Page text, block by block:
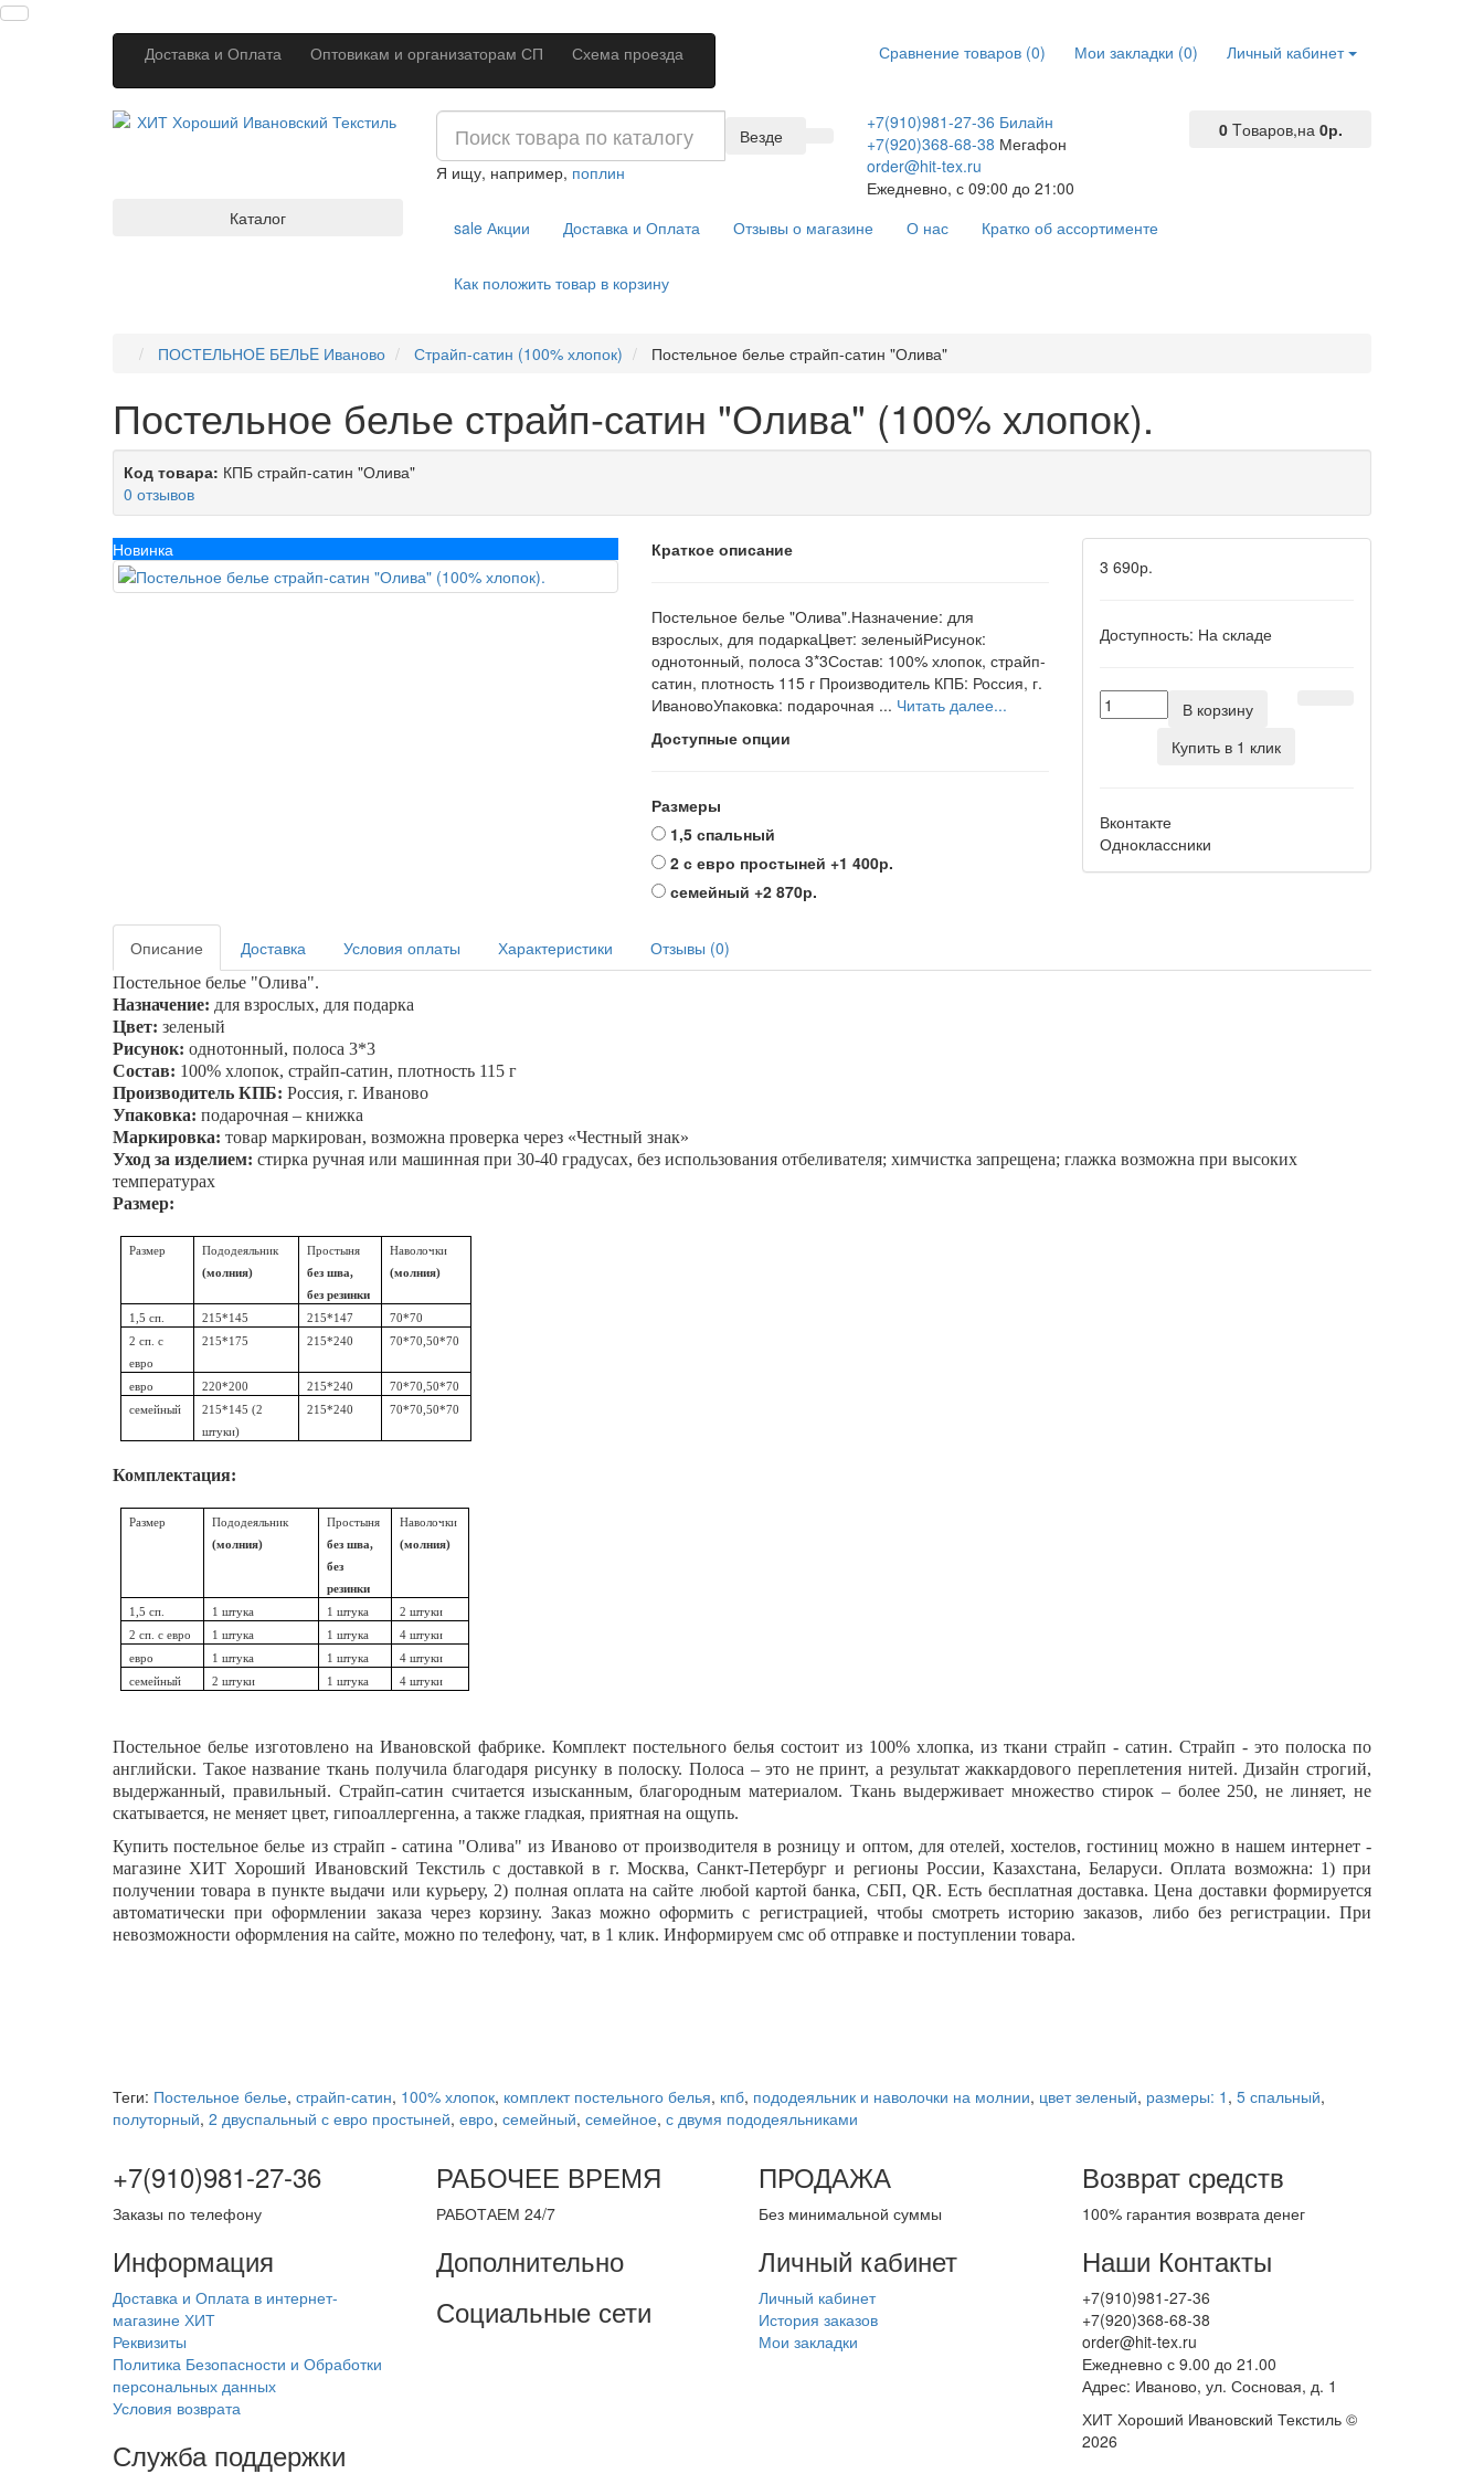
Доставка и Оплата Оптовикам и организаторам СП Схема проезда Личный кабинет
Мои закладки (0)
Сравнение товаров (0)
+7(910)981-27-36 Билайн
+7(920)368-68-38 Мегафон
order@hit-tex.ru
Ежедневно, с 09:00 до 21:00
0 Tоваров,на 0р.
Везде
Я ищу, например, поплин
saleАкции Доставка и Оплата Отзывы о магазине О нас Кратко об ассортименте
Как положить товар в корзину
Каталог
ПОСТЕЛЬНОE БЕЛЬE Иваново Страйп-сатин (100% хлопок) Постельное белье страйп-сатин "Олива"
Постельное белье страйп-сатин "Олива" (100% хлопок).
Код товара: КПБ страйп-сатин "Олива"
0 отзывов
Новинка Краткое описание
Постельное белье "Олива".Назначение: для
взрослых, для подаркаЦвет: зеленыйРисунок:
однотонный, полоса 3*3Состав: 100% хлопок, страйп-
сатин, плотность 115 г Производитель КПБ: Россия, г.
ИвановоУпаковка: подарочная ... Читать далее...
Доступные опции
Размеры
1,5 спальный
2 с евро простыней +1 400р.
семейный +2 870р.
3 690р.
Доступность: На складе
В корзину
Купить в 1 клик
Вконтакте
Одноклассники
Описание Доставка Условия оплаты Характеристики Отзывы (0)
Постельное белье "Олива".
Назначение: для взрослых, для подарка
Цвет: зеленый
Рисунок: однотонный, полоса 3*3
Состав: 100% хлопок, страйп-сатин, плотность 115 г
Производитель КПБ: Россия, г. Иваново
Упаковка: подарочная – книжка
Маркировка: товар маркирован, возможна проверка через «Честный знак»
Уход за изделием: стирка ручная или машинная при 30-40 градусах, без использования отбеливателя; химчистка запрещена; глажка возможна при высоких
температурах
Размер:
Размер
Пододеяльник
(молния)
Простыня
без шва,
без резинки
Наволочки
(молния)
1,5 сп. 215*145 215*147
70*70
2 сп. с
евро
215*175 215*240 70*70,50*70
евро 220*200 215*240
70*70,50*70
семейный
215*145 (2
штуки)
215*240 70*70,50*70
Комплектация:
Размер
Пододеяльник
(молния)
Простыня
без шва,
без
резинки
Наволочки
(молния)
1,5 сп. 1 штука 1 штука
2 штуки
2 сп. с евро
1 штука 1 штука
4 штуки
евро
1 штука 1 штука
4 штуки
семейный
2 штуки 1 штука 4 штуки
Постельное белье изготовлено на Ивановской фабрике. Комплект постельного белья состоит из 100% хлопка, из ткани страйп - сатин. Страйп - это полоска по
английски. Такое название ткань получила благодаря рисунку в полоску. Полоса – это не принт, а результат жаккардового переплетения нитей. Дизайн строгий,
выдержанный, правильный. Страйп-сатин считается изысканным, благородным материалом. Ткань выдерживает множество стирок – более 250, не линяет, не
скатывается, не меняет цвет, гипоаллергенна, а также гладкая, приятная на ощупь.
Купить постельное белье из страйп - сатина "Олива" из Иваново от производителя в розницу и оптом, для отелей, хостелов, гостиниц можно в нашем интернет -
магазине ХИТ Хороший Ивановский Текстиль с доставкой в г. Москва, Санкт-Петербург и регионы России, Казахстана, Беларуси. Оплата возможна: 1) при
получении товара в пункте выдачи или курьеру, 2) полная оплата на сайте любой картой банка, СБП,QR. Есть бесплатная доставка. Цена доставки формируется
автоматически при оформлении заказа через корзину. Заказ можно оформить с регистрацией, чтобы смотреть историю заказов, либо без регистрации. При
невозможности оформления на сайте, можно по телефону, чат, в 1 клик. Информируем смс об отправке и поступлении товара.
Теги: Постельное белье, страйп-сатин, 100% хлопок, комплект постельного белья, кпб, пододеяльник и наволочки на молнии, цвет зеленый, размеры: 1 , 5 спальный,
полуторный, 2 двуспальный с евро простыней, евро, семейный, семейное, с двумя пододеяльниками
+7(910)981-27-36
Заказы по телефону
РАБОЧЕЕ ВРЕМЯ
РАБОТАЕМ 24/7
ПРОДАЖА
Без минимальной суммы
Возврат средств
100% гарантия возврата денег
Информация
Доставка и Оплата в интернет-
магазине ХИТ
Реквизиты
Политика Безопасности и Обработки
персональных данных
Условия возврата
Служба поддержки
Дополнительно
Социальные сети
Личный кабинет
Личный кабинет
История заказов
Мои закладки
Наши Контакты
+7(910)981-27-36
+7(920)368-68-38
order@hit-tex.ru
Ежедневно с 9.00 до 21.00
Адрес: Иваново, ул. Сосновая, д. 1
ХИТ Хороший Ивановский Текстиль ©
2026